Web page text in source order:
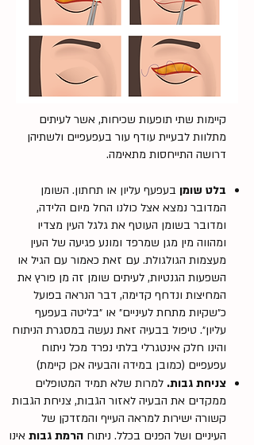
קיימות שתי תופעות שכיחות, אשר לעיתים
מתלוות לבעיית עודף עור בעפעפיים ולשתיהן
דרושה התייחסות מתאימה.
בלט שומן בעפעף עליון או תחתון. השומן
המדובר נמצא אצל כולנו החל מיום הלידה,
ומדובר בשומן העוטף את גלגל העין מצדיו
ומהווה מין מגן שמרפד ומונע פגיעה של העין
מעצמות הגולגולת. עם זאת כאמור עם הגיל או
השפעות הגנטיות, לעיתים שומן זה מן פורץ את
המחיצות ונדחף קדימה, דבר הנראה בפועל
כ״שקיות מתחת לעיניים״ או ״בליטה בעפעף
עליון״. טיפול בבעיה זאת נעשה במסגרת הניתוח
והינו חלק אינטגרלי בלתי נפרד מכל ניתוח
עפעפיים (כמובן במידה והבעיה אכן קיימת)
צניחת גבות. למרות שלא תמיד המטופלים
ממקדים את הבעיה לאזור הגבות, צניחת הגבות
קשורה ישירות למראה העייף והמזדקן של
העיניים ושל הפנים בכלל. ניתוח הרמת גבות אינו